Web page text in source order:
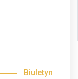
Biuletyn